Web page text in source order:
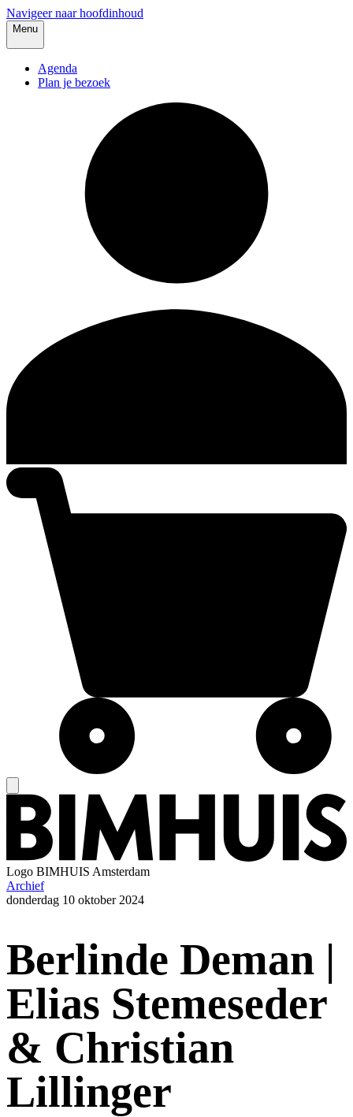
Navigeer naar hoofdinhoud
Menu
Agenda
Plan je bezoek
Logo BIMHUIS Amsterdam
Archief
donderdag 10 oktober 2024
Berlinde Deman |
Elias Stemeseder
& Christian
Lillinger